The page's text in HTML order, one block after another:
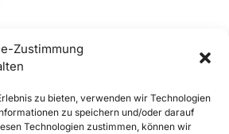
Zustimmung
zu bieten, verwenden wir Technologien
zu speichern und/oder darauf
Technologien zustimmen, können wir